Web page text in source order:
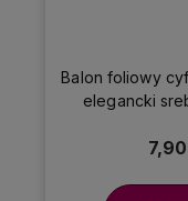
Balon foliowy
elegancki
7,90